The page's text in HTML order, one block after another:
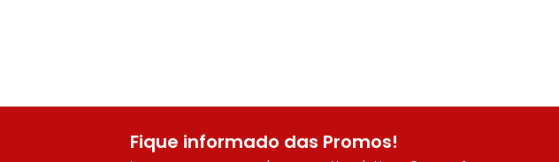
Fique informado das Promos!